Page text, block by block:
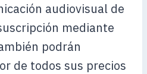
audiovisual de
mediante
podrán
de todos sus precios